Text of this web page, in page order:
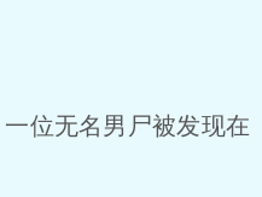
位无名男尸被发现在